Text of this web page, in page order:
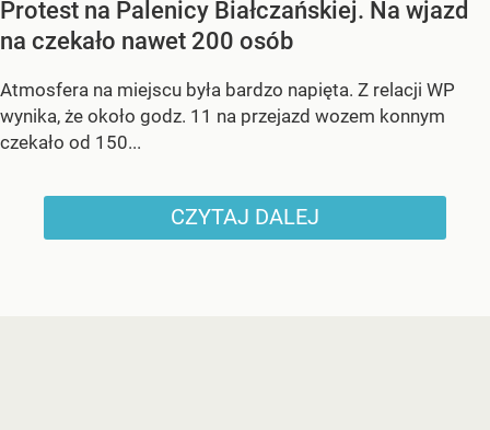
Protest na Palenicy Białczańskiej. Na wjazd
na czekało nawet 200 osób
Atmosfera na miejscu była bardzo napięta. Z relacji WP
wynika, że około godz. 11 na przejazd wozem konnym
czekało od 150...
CZYTAJ DALEJ